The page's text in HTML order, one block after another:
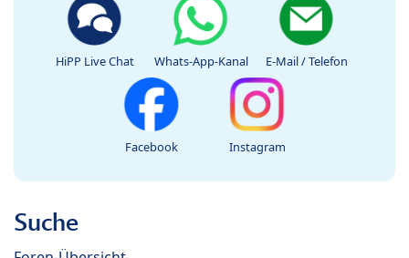
HiPP Live Chat Whats-App-Kanal E-Mail / Telefon
Facebook Instagram
Suche